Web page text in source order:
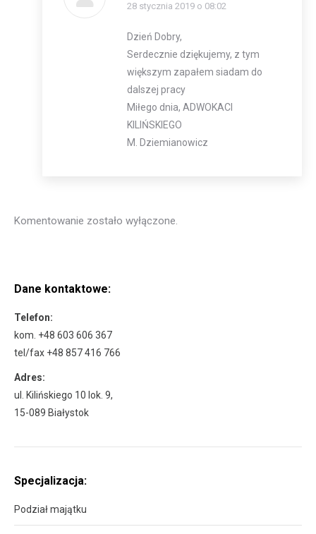
napisał(a):
28 stycznia 2019 o 08:02
Dzień Dobry,
Serdecznie dziękujemy, z tym
większym zapałem siadam do
dalszej pracy
Miłego dnia, ADWOKACI
KILIŃSKIEGO
M. Dziemianowicz
Komentowanie zostało wyłączone.
Dane kontaktowe:
Telefon:
kom. +48 603 606 367
tel/fax +48 857 416 766
Adres:
ul. Kilińskiego 10 lok. 9,
15-089 Białystok
Specjalizacja:
Podział majątku